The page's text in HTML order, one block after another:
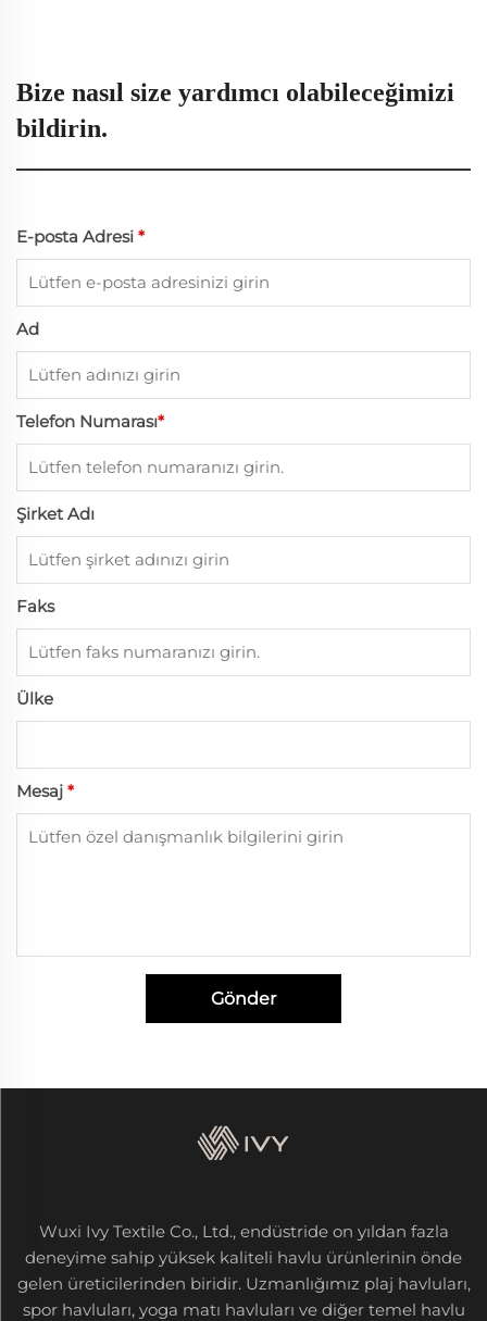
Bize nasıl size yardımcı olabileceğimizi
bildirin.
E-posta Adresi *
Ad
Telefon Numarası*
Şirket Adı
Faks
Ülke
Mesaj *
Gönder
Wuxi Ivy Textile Co., Ltd., endüstride on yıldan fazla
deneyime sahip yüksek kaliteli havlu ürünlerinin önde
gelen üreticilerinden biridir. Uzmanlığımız plaj havluları,
spor havluları, yoga matı havluları ve diğer temel havlu